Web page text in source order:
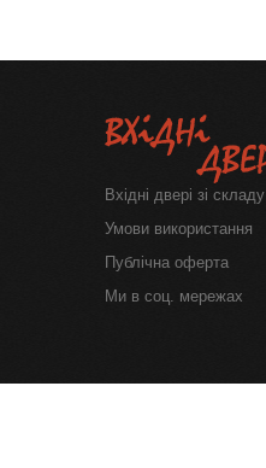
Вхідні двері зі складу
Умови використання
Публічна оферта
Ми в соц. мережах